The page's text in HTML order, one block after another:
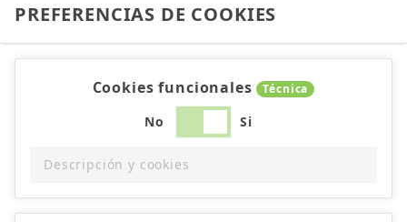
PREFERENCIAS DE COOKIES
Cookies funcionales Técnica
No Si
Descripción y cookies